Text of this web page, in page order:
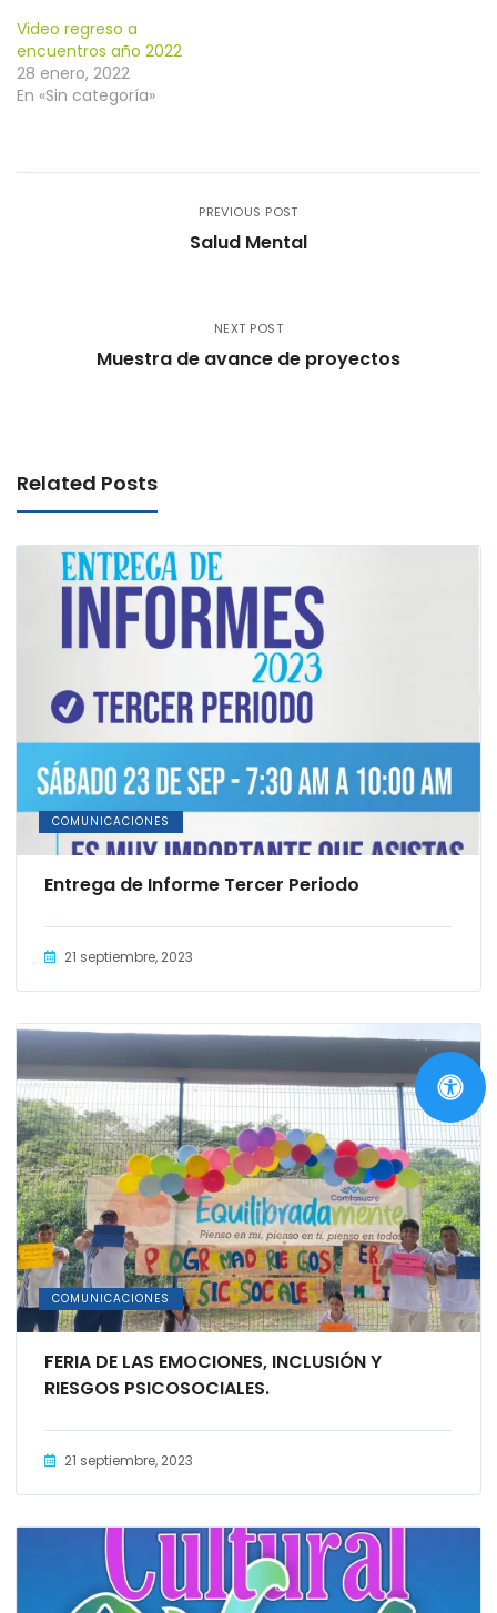
Video regreso a
encuentros año 2022
28 enero, 2022
En «Sin categoría»
PREVIOUS POST
Salud Mental
NEXT POST
Muestra de avance de proyectos
Related Posts
COMUNICACIONES
Entrega de Informe Tercer Periodo
21 septiembre, 2023
COMUNICACIONES
FERIA DE LAS EMOCIONES, INCLUSIÓN Y
RIESGOS PSICOSOCIALES.
21 septiembre, 2023